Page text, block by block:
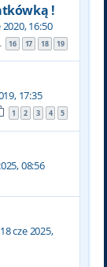
!
2020, 16:50
16 17 18 19
17:35
1 2 3 4 5
08:56
18 cze 2025,